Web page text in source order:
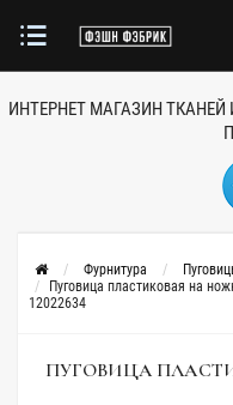
ИНТЕРНЕТ МАГАЗИН ТКАНЕЙ
Фурнитура
Пуговица пластиковая на
12022634
ПУГОВИЦА